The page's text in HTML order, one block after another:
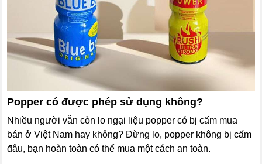
Popper có được phép sử dụng không?
Nhiều người vẫn còn lo ngại liệu popper có bị cấm mua
bán ở Việt Nam hay không? Đừng lo, popper không bị cấm
đâu, bạn hoàn toàn có thể mua một cách an toàn.